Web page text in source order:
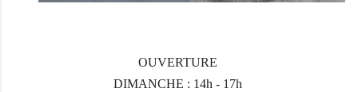
OUVERTURE
DIMANCHE : 14h - 17h